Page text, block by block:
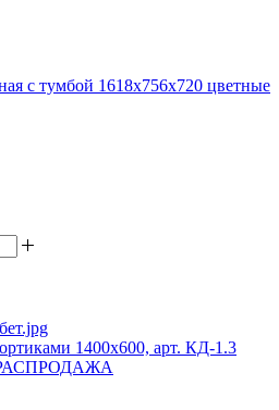
с тумбой 1618х756х720 цветные
1400х600, арт. КД-1.3